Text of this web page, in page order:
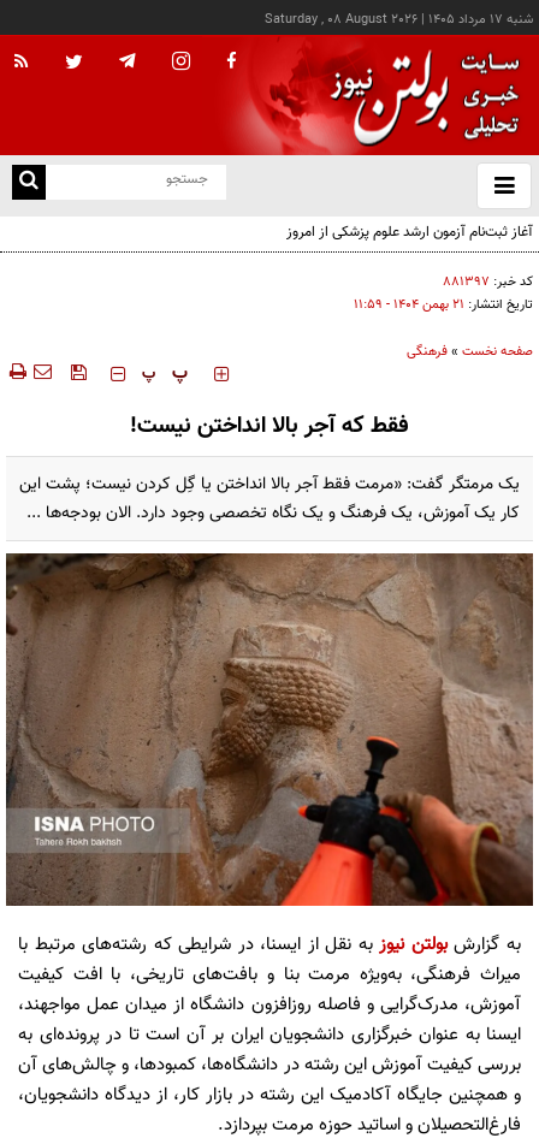
شنبه ۱۷ مرداد ۱۴۰۵ |
Saturday , 08 August 2026
باز
و
آغاز ثبت‌نام آزمون ارشد علوم پزشکی از امروز
کد خبر: ۸۸۱۳۹۷
تاریخ انتشار: ۲۱ بهمن ۱۴۰۴ - ۱۱:۵۹
صفحه نخست »فرهنگی
‍‍‍ پ پ
فقط که آجر بالا انداختن نیست!
یک مرمتگر گفت: «مرمت فقط آجر بالا انداختن یا گِل کردن نیست؛ پشت این
کار یک آموزش، یک فرهنگ و یک نگاه تخصصی وجود دارد. الان بودجه‌ها ...
به گزارشبولتن نیوزبه نقل از ایسنا، در شرایطی که رشته‌های مرتبط با
میراث فرهنگی، به‌ویژه مرمت بنا و بافت‌های تاریخی، با افت کیفیت
آموزش، مدرک‌گرایی و فاصله روزافزون دانشگاه از میدان عمل مواجهند،
ایسنا به عنوان خبرگزاری دانشجویان ایران بر آن است تا در پرونده‌ای به
بررسی کیفیت آموزش این رشته در دانشگاه‌ها، کمبودها، و چالش‌های آن
و همچنین جایگاه آکادمیک این رشته در بازار کار، از دیدگاه دانشجویان،
فارغ‌التحصیلان و اساتید حوزه مرمت بپردازد.